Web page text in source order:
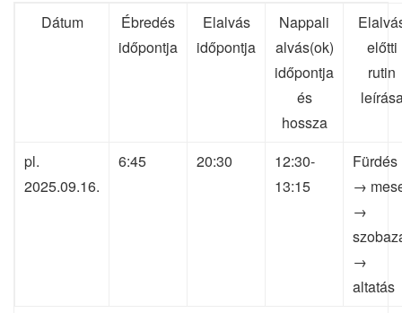
Dátum
Ébredés
időpontja
Elalvás
időpontja
Nappali
alvás(ok)
időpontja
és
hossza
előtti
rutin
pl.
2025.09.16.
6:45 20:30
12:30-
13:15
Fürdés
→
→
→
altatás